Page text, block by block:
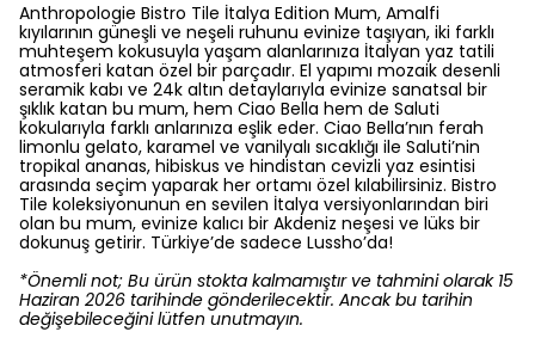
Anthropologie Bistro Tile İtalya Edition Mum, Amalfi
kıyılarının güneşli ve neşeli ruhunu evinize taşıyan, iki farklı
muhteşem kokusuyla yaşam alanlarınıza İtalyan yaz tatili
atmosferi katan özel bir parçadır. El yapımı mozaik desenli
seramik kabı ve 24k altın detaylarıyla evinize sanatsal bir
şıklık katan bu mum, hem Ciao Bella hem de Saluti
kokularıyla farklı anlarınıza eşlik eder. Ciao Bella’nın ferah
limonlu gelato, karamel ve vanilyalı sıcaklığı ile Saluti’nin
tropikal ananas, hibiskus ve hindistan cevizli yaz esintisi
arasında seçim yaparak her ortamı özel kılabilirsiniz. Bistro
Tile koleksiyonunun en sevilen İtalya versiyonlarından biri
olan bu mum, evinize kalıcı bir Akdeniz neşesi ve lüks bir
dokunuş getirir. Türkiye’de sadece Lussho’da!
*Önemli not; Bu ürün stokta kalmamıştır ve tahmini olarak 15
Haziran 2026 tarihinde gönderilecektir. Ancak bu tarihin
değişebileceğini lütfen unutmayın.